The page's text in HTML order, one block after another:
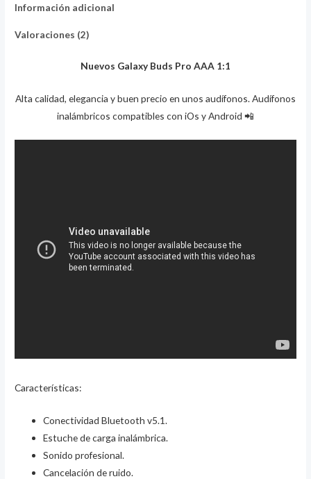
Información adicional
Valoraciones (2)
Nuevos Galaxy Buds Pro AAA 1:1
Alta calidad, elegancia y buen precio en unos audífonos. Audífonos
inalámbricos compatibles con iOs y Android 📲
Características:
Conectividad Bluetooth v5.1.
Estuche de carga inalámbrica.
Sonido profesional.
Cancelación de ruido.